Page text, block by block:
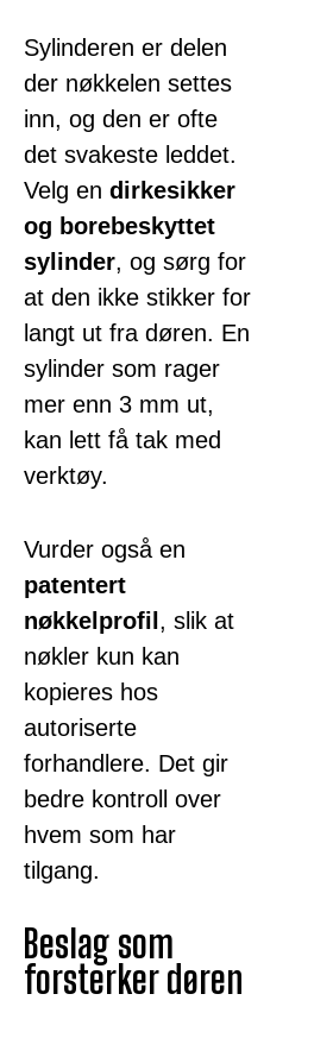
Sylinderen er delen
der nøkkelen settes
inn, og den er ofte
det svakeste leddet.
Velg en dirkesikker
og borebeskyttet
sylinder, og sørg for
at den ikke stikker for
langt ut fra døren. En
sylinder som rager
mer enn 3 mm ut,
kan lett få tak med
verktøy.
Vurder også en
patentert
nøkkelprofil , slik at
nøkler kun kan
kopieres hos
autoriserte
forhandlere. Det gir
bedre kontroll over
hvem som har
tilgang.
Beslag som
forsterker døren